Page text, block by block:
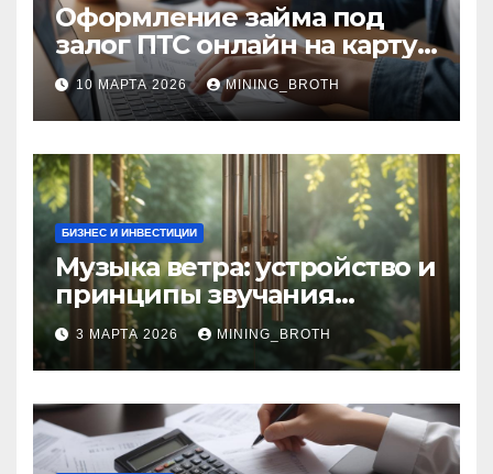
Оформление займа под
залог ПТС онлайн на карту
без визита в офис: порядок,
требования и документы
10 МАРТА 2026 MINING_BROTH
БИЗНЕС И ИНВЕСТИЦИИ
Музыка ветра: устройство и
принципы звучания
колокольчиков
3 МАРТА 2026 MINING_BROTH